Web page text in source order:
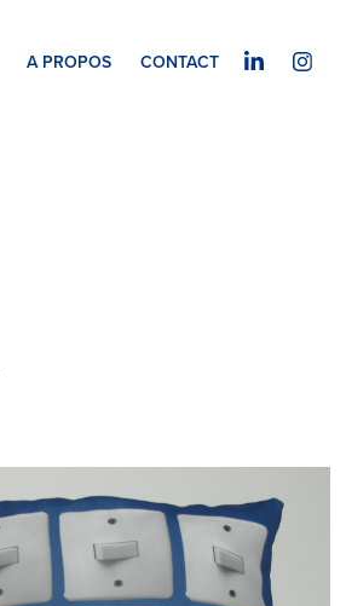
A PROPOS CONTACT